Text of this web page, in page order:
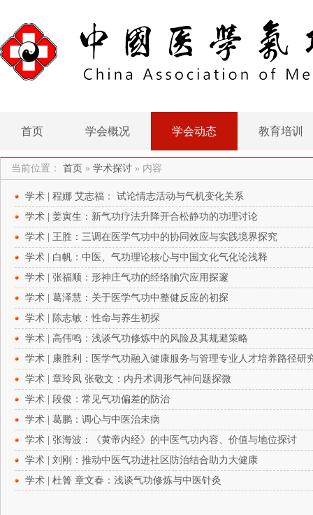
首页 学会概况 学会动态 教育培训
当前位置： 首页 » 学术探讨 » 内容
学术 | 程娜 艾志福： 试论情志活动与气机变化关系
学术 | 姜寅生：新气功疗法升降开合松静功的功理讨论
学术 | 王胜：三调在医学气功中的协同效应与实践境界探究
学术 | 白帆：中医、气功理论核心与中国文化气化论浅释
学术 | 张福顺：形神庄气功的经络腧穴应用探邃
学术 | 葛泽慧：关于医学气功中整健反应的初探
学术 | 陈志敏：性命与养生初探
学术 | 高伟鸣：浅谈气功修炼中的风险及其规避策略
学术 | 康胜利：医学气功融入健康服务与管理专业人才培养路径研
学术 | 章玲凤 张敬文：内丹术调形气神问题探微
学术 | 段俊：常见气功偏差的防治
学术 | 葛鹏：调心与中医治未病
学术 | 张海波：《黄帝内经》的中医气功内容、价值与地位探讨
学术 | 刘刚：推动中医气功进社区防治结合助力大健康
学术 | 杜箐 章文春：浅谈气功修炼与中医针灸